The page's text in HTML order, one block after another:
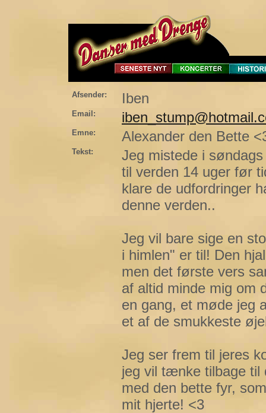
Afsender: Iben
Email:
Emne: Alexander den Bette
Tekst:
Jeg mistede i
til verden 14 uger før
klare de udfordringer
denne verden..
Jeg vil bare sige en
i himlen" er til! Den
men det første vers
af altid minde mig om
en gang, et møde jeg
et af de smukkeste
Jeg ser frem til jeres
jeg vil tænke tilbage til
med den bette fyr,
mit hjerte! <3